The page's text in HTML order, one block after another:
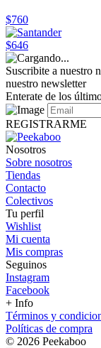
$760
$646
Suscribite a nuestro
nuestro newsletter
Enterate de los
REGISTRARME
Nosotros
Sobre nosotros
Tiendas
Contacto
Colectivos
Tu perfil
Wishlist
Mi cuenta
Mis compras
Seguinos
Instagram
Facebook
+ Info
Términos y
Políticas de compra
© 2026 Peekaboo